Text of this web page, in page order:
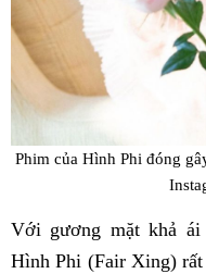
Phim của Hình Phi đóng
Với gương mặt khả
Hình Phi (Fair Xing)